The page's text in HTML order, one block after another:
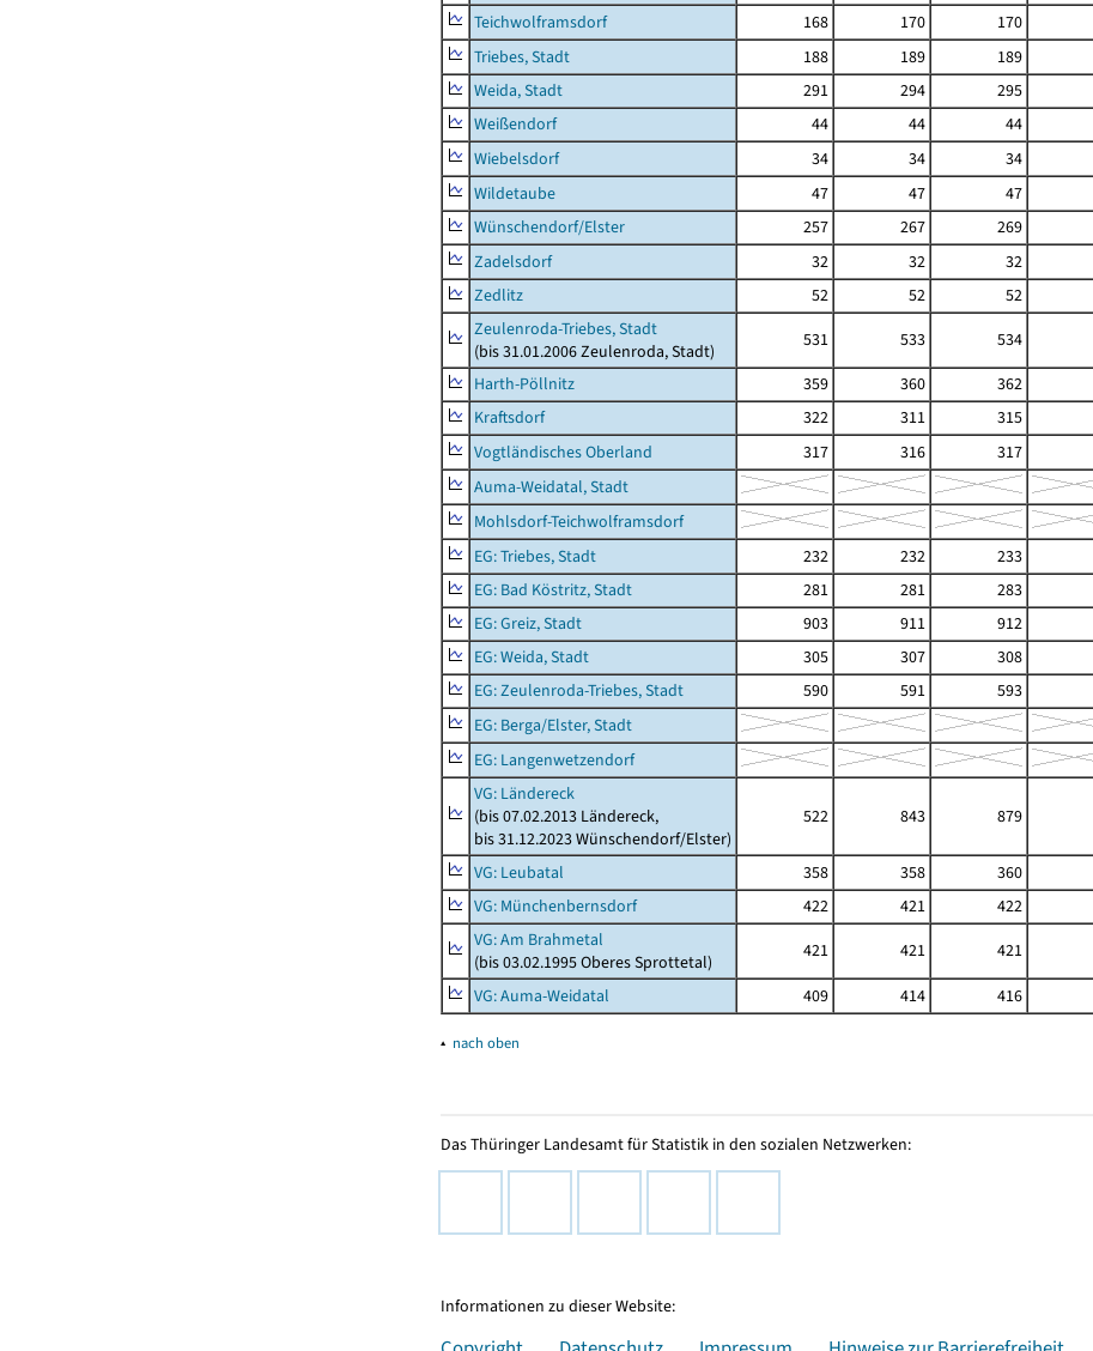
Teichwolframsdorf
168 170 170
Triebes, Stadt
188 189 189
Weida, Stadt
291 294 295
Weißendorf
44 44 44
Wiebelsdorf
34 34 34
Wildetaube
47 47 47
Wünschendorf/Elster
257 267 269
Zadelsdorf
32 32 32
Zedlitz
52 52 52
Zeulenroda-Triebes, Stadt
(bis 31.01.2006 Zeulenroda, Stadt)
531 533 534
Harth-Pöllnitz
359 360 362
Kraftsdorf
322 311 315
Vogtländisches Oberland
317 316 317
Auma-Weidatal, Stadt
Mohlsdorf-Teichwolframsdorf
EG: Triebes, Stadt
232 232 233
EG: Bad Köstritz, Stadt
281 281 283
EG: Greiz, Stadt
903 911 912
EG: Weida, Stadt
305 307 308
EG: Zeulenroda-Triebes, Stadt
590 591 593
EG: Berga/Elster, Stadt
EG: Langenwetzendorf
VG: Ländereck
(bis 07.02.2013 Ländereck,
bis 31.12.2023 Wünschendorf/Elster)
522 843 879
VG: Leubatal 358 358 360
VG: Münchenbernsdorf
422 421 422
VG: Am Brahmetal
(bis 03.02.1995 Oberes Sprottetal)
421 421 421
VG: Auma-Weidatal
409 414 416
▴ nach oben
Das Thüringer Landesamt für Statistik in den sozialen Netzwerken:
Informationen zu dieser Website: